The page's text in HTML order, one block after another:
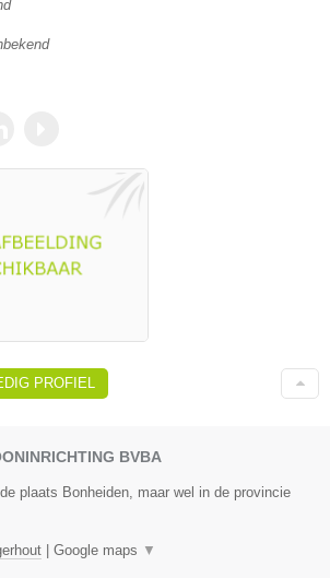
PROFIEL
BVBA
plaats Bonheiden, maar wel in de provincie
Google maps ▼